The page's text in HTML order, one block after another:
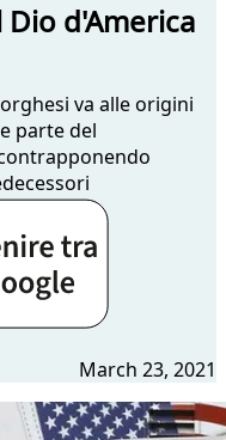
d'America
va alle origini
parte del
March 23, 2021